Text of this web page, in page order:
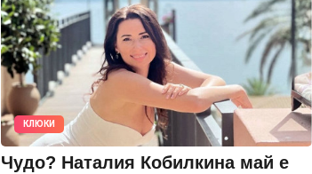
КЛЮКИ
Чудо? Наталия Кобилкина май е